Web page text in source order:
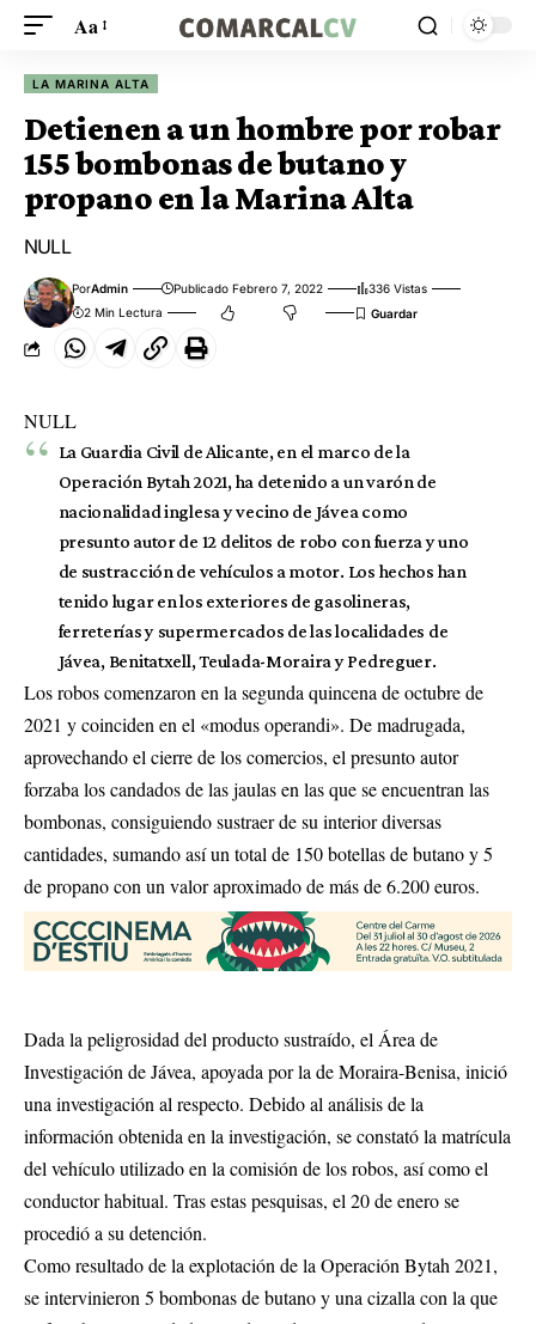
Aa
LA MARINA ALTA
Detienen a un hombre por robar
155 bombonas de butano y
propano en la Marina Alta
NULL
PorAdmin Publicado Febrero 7, 2022
336 Vistas
2 Min Lectura
NULL
La Guardia Civil de Alicante, en el marco de la
Operación Bytah 2021, ha detenido a un varón de
nacionalidad inglesa y vecino de Jávea como
presunto autor de 12 delitos de robo con fuerza y uno
de sustracción de vehículos a motor. Los hechos han
tenido lugar en los exteriores de gasolineras,
ferreterías y supermercados de las localidades de
Jávea, Benitatxell, Teulada-Moraira y Pedreguer.
Los robos comenzaron en la segunda quincena de octubre de
2021 y coinciden en el «modus operandi». De madrugada,
aprovechando el cierre de los comercios, el presunto autor
forzaba los candados de las jaulas en las que se encuentran las
bombonas, consiguiendo sustraer de su interior diversas
cantidades, sumando así un total de 150 botellas de butano y 5
de propano con un valor aproximado de más de 6.200 euros.
Dada la peligrosidad del producto sustraído, el Área de
Investigación de Jávea, apoyada por la de Moraira-Benisa, inició
una investigación al respecto. Debido al análisis de la
información obtenida en la investigación, se constató la matrícula
del vehículo utilizado en la comisión de los robos, así como el
conductor habitual. Tras estas pesquisas, el 20 de enero se
procedió a su detención.
Como resultado de la explotación de la Operación Bytah 2021,
se intervinieron 5 bombonas de butano y una cizalla con la que